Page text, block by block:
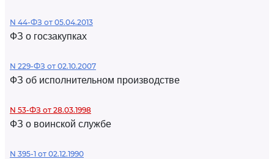
N 44-ФЗ от 05.04.2013
ФЗ о госзакупках
N 229-ФЗ от 02.10.2007
ФЗ об исполнительном производстве
N 53-ФЗ от 28.03.1998
ФЗ о воинской службе
N 395-1 от 02.12.1990